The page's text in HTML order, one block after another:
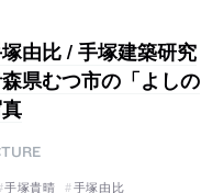
由比 / 手塚建築研究
県むつ市の「よしの
手塚貴晴 手塚由比